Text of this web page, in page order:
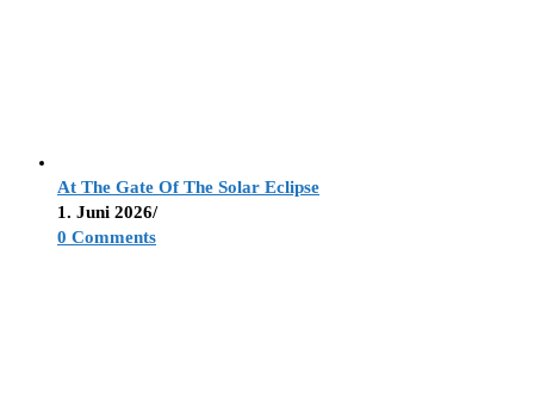
At The Gate Of The Solar Eclipse
1. Juni 2026/
0 Comments